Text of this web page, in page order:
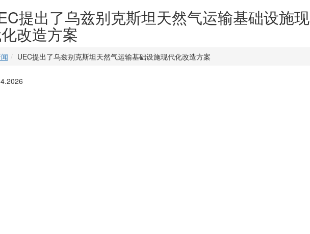
提出了乌兹别克斯坦天然气运输基础设施现
改造方案
UEC提出了乌兹别克斯坦天然气运输基础设施现代化改造方案